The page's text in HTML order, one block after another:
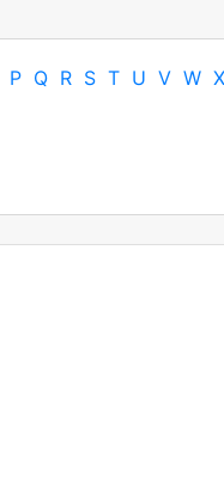
P Q R S T U V W X